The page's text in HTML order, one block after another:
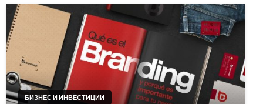
БИЗНЕС И ИНВЕСТИЦИИ